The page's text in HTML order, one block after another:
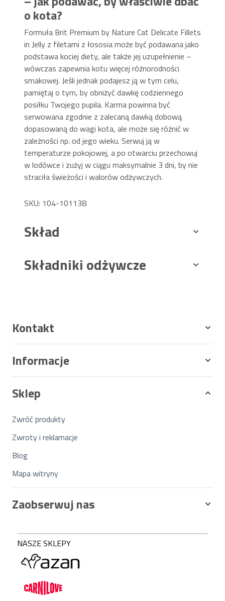
o kota?
Formuła Brit Premium by Nature Cat Delicate Fillets
in Jelly z filetami z łososia może być podawana jako
podstawa kociej diety, ale także jej uzupełnienie –
wówczas zapewnia kotu więcej różnorodności
smakowej. Jeśli jednak podajesz ją w tym celu,
pamiętaj o tym, by obniżyć dawkę codziennego
posiłku Twojego pupila. Karma powinna być
serwowana zgodnie z zalecaną dawką dobową
dopasowaną do wagi kota, ale może się różnić w
zależności np. od jego wieku. Serwuj ją w
temperaturze pokojowej, a po otwarciu przechowuj
w lodówce i zużyj w ciągu maksymalnie 3 dni, by nie
straciła świeżości i walorów odżywczych.
SKU: 104-101138
Skład
Składniki odżywcze
Kontakt
Informacje
Sklep
Zwróć produkty
Zwroty i reklamacje
Blog
Mapa witryny
Zaobserwuj nas
NASZE SKLEPY